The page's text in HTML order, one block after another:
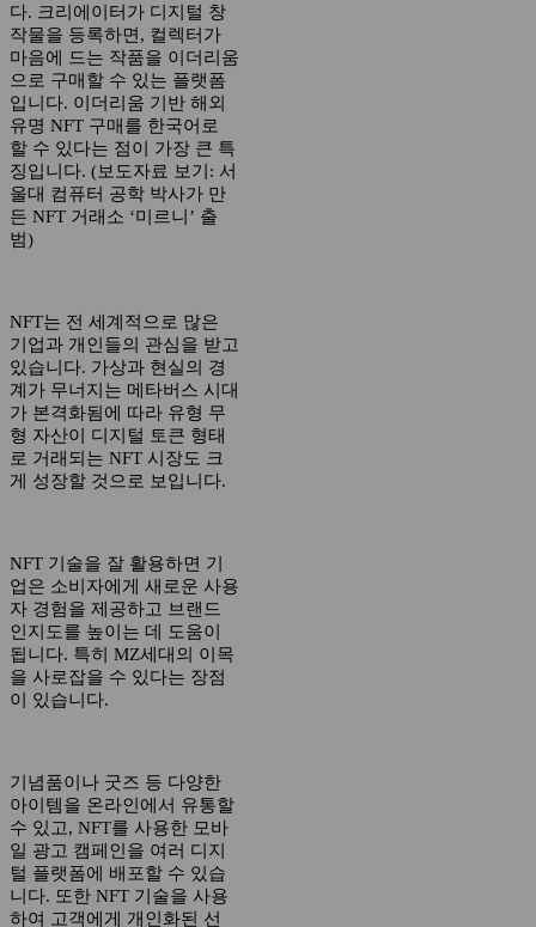
다. 크리에이터가 디지털 창
작물을 등록하면, 컬렉터가
마음에 드는 작품을 이더리움
으로 구매할 수 있는 플랫폼
입니다. 이더리움 기반 해외
유명 NFT 구매를 한국어로
할 수 있다는 점이 가장 큰 특
징입니다. (보도자료 보기: 서
울대 컴퓨터 공학 박사가 만
든 NFT 거래소 ‘미르니’ 출
범)
NFT는 전 세계적으로 많은
기업과 개인들의 관심을 받고
있습니다. 가상과 현실의 경
계가 무너지는 메타버스 시대
가 본격화됨에 따라 유형 무
형 자산이 디지털 토큰 형태
로 거래되는 NFT 시장도 크
게 성장할 것으로 보입니다.
NFT 기술을 잘 활용하면 기
업은 소비자에게 새로운 사용
자 경험을 제공하고 브랜드
인지도를 높이는 데 도움이
됩니다. 특히 MZ세대의 이목
을 사로잡을 수 있다는 장점
이 있습니다.
기념품이나 굿즈 등 다양한
아이템을 온라인에서 유통할
수 있고, NFT를 사용한 모바
일 광고 캠페인을 여러 디지
털 플랫폼에 배포할 수 있습
니다. 또한 NFT 기술을 사용
하여 고객에게 개인화된 선